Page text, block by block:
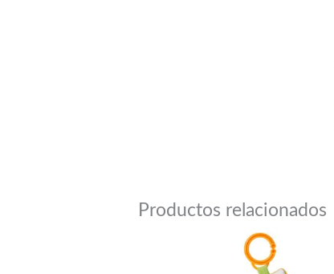
Productos relacionados